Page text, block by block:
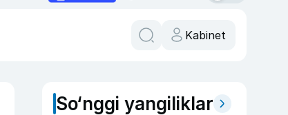
Kabinet
So‘nggi yangiliklar